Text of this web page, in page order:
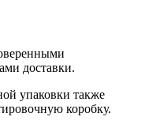
доставки.
упаковки также
коробку.